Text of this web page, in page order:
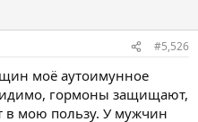
#5,526
моё аутоимунное
гормоны защищают,
в мою пользу. У мужчин